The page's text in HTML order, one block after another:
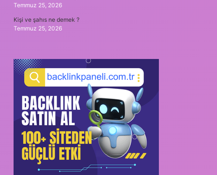
Temmuz 25, 2026
Kişi ve şahıs ne demek ?
Temmuz 25, 2026